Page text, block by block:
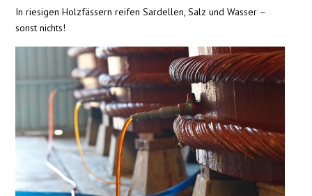
In riesigen Holzfässern reifen Sardellen, Salz und Wasser –
sonst nichts!